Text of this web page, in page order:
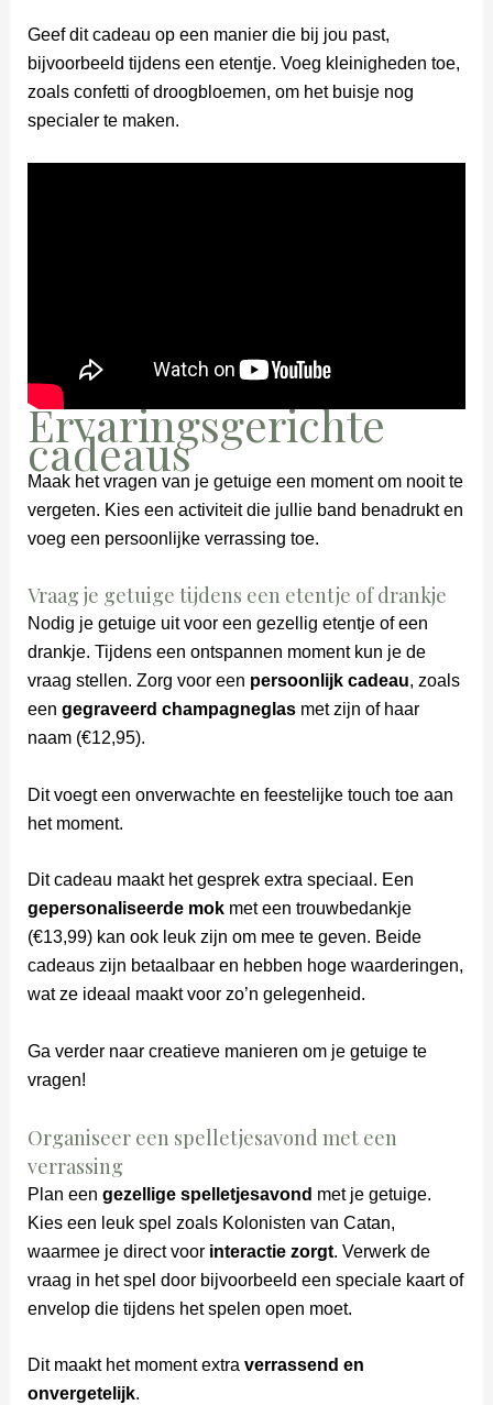
Geef dit cadeau op een manier die bij jou past,
bijvoorbeeld tijdens een etentje. Voeg kleinigheden toe,
zoals confetti of droogbloemen, om het buisje nog
specialer te maken.
Ervaringsgerichte
cadeaus
Maak het vragen van je getuige een moment om nooit te
vergeten. Kies een activiteit die jullie band benadrukt en
voeg een persoonlijke verrassing toe.
Vraag je getuige tijdens een etentje of drankje
Nodig je getuige uit voor een gezellig etentje of een
drankje. Tijdens een ontspannen moment kun je de
vraag stellen. Zorg voor een persoonlijk cadeau, zoals
een gegraveerd champagneglasmet zijn of haar
naam (€12,95).
Dit voegt een onverwachte en feestelijke touch toe aan
het moment.
Dit cadeau maakt het gesprek extra speciaal. Een
gepersonaliseerde mokmet een trouwbedankje
(€13,99) kan ook leuk zijn om mee te geven. Beide
cadeaus zijn betaalbaar en hebben hoge waarderingen,
wat ze ideaal maakt voor zo’n gelegenheid.
Ga verder naar creatieve manieren om je getuige te
vragen!
Organiseer een spelletjesavond met een
verrassing
Plan een gezellige spelletjesavond met je getuige.
Kies een leuk spel zoals Kolonisten van Catan,
waarmee je direct voor interactie zorgt. Verwerk de
vraag in het spel door bijvoorbeeld een speciale kaart of
envelop die tijdens het spelen open moet.
Dit maakt het moment extra verrassend en
onvergetelijk.